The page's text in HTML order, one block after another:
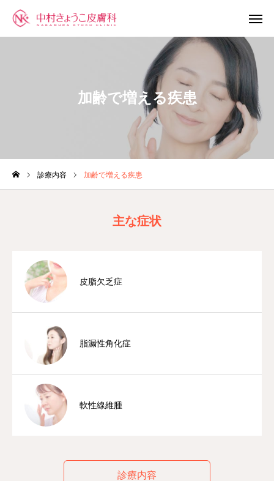
加齢で増える疾患
診療内容 加齢で増える疾患
主な症状
皮脂欠乏症
脂漏性角化症
軟性線維腫
診療内容
Web受付
アクセス
当院について